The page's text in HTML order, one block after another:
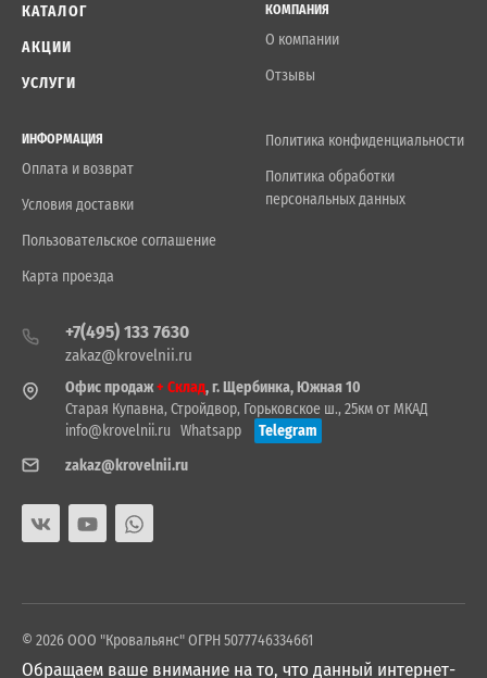
КАТАЛОГ
АКЦИИ
УСЛУГИ
КОМПАНИЯ
О компании
Отзывы
ИНФОРМАЦИЯ
Оплата и возврат
Условия доставки
Пользовательское соглашение
Карта проезда
Политика конфиденциальности
Политика обработки
персональных данных
+7(495) 133 7630
zakaz@krovelnii.ru
Офис продаж+ Склад, г. Щербинка, Южная 10
Старая Купавна, Стройдвор, Горьковское ш., 25км от МКАД
info@krovelnii.ru Whatsapp
Telegram
zakaz@krovelnii.ru
© 2026 ООО "Кровальянс" ОГРН 5077746334661
Обращаем ваше внимание на то, что данный интернет-